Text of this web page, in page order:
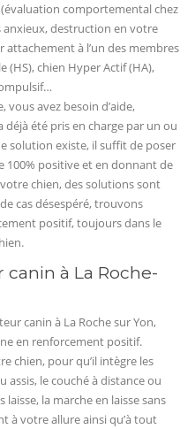
comportemental chez
anxieux, destruction en votre
attachement à l’un des membres
(HS), chien Hyper Actif (HA),
vous avez besoin d’aide,
déjà été pris en charge par un ou
solution existe, il suffit de poser
100% positive et en donnant de
chien, des solutions sont
cas désespéré, trouvons
positif, toujours dans le
canin à La Roche-
canin à La Roche sur Yon,
en renforcement positif.
chien, pour qu’il intègre les
assis, le couché à distance ou
la marche en laisse sans
à votre allure ainsi qu’à tout